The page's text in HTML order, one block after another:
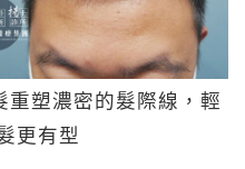
塑濃密的髮際線，輕
更有型